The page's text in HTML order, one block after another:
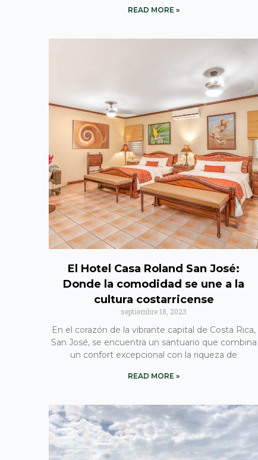
READ MORE »
El Hotel Casa Roland San José:
Donde la comodidad se une a la
cultura costarricense
septiembre 18, 2023
En el corazón de la vibrante capital de Costa Rica,
San José, se encuentra un santuario que combina
un confort excepcional con la riqueza de
READ MORE »